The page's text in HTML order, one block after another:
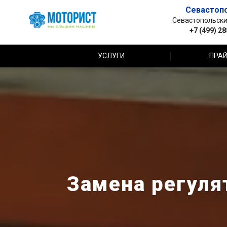
+7 (499)
УСЛУГИ
Замена